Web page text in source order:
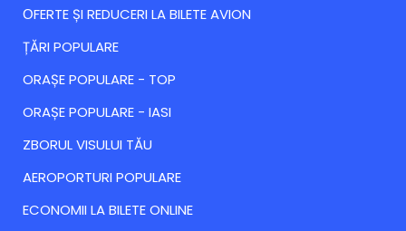
ОFERTE ȘI REDUCERI LA BILETE AVION
ȚĂRI POPULARE
ORAȘE POPULARE - TOP
ORAȘE POPULARE - IASI
ZBORUL VISULUI TĂU
AEROPORTURI POPULARE
ECONOMII LA BILETE ONLINE